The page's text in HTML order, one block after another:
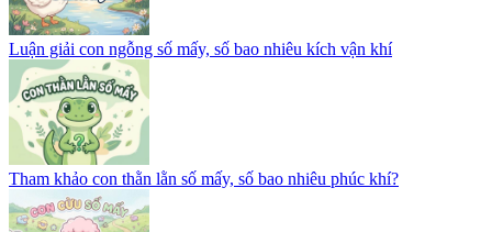
Luận giải con ngỗng số mấy, số bao nhiêu kích vận khí
Tham khảo con thằn lằn số mấy, số bao nhiêu phúc khí?